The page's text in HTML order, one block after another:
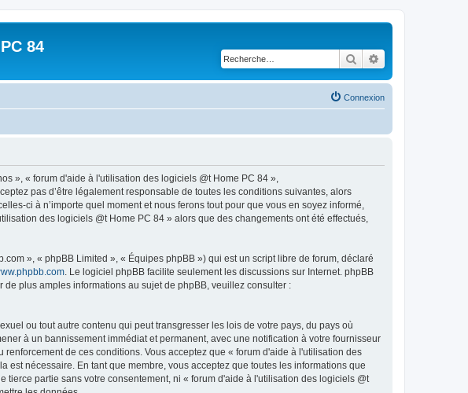
84
Rechercher
Connexion
», « forum d'aide à l'utilisation des logiciels @t Home PC 84 »,
pas d’être légalement responsable de toutes les conditions suivantes, alors
ci à n’importe quel moment et nous ferons tout pour que vous en soyez informé,
des logiciels @t Home PC 84 » alors que des changements ont été effectués,
», « phpBB Limited », « Équipes phpBB ») qui est un script libre de forum, déclaré
. Le logiciel phpBB facilite seulement les discussions sur Internet. phpBB
plus amples informations au sujet de phpBB, veuillez consulter :
ou tout autre contenu qui peut transgresser les lois de votre pays, du pays où
à un bannissement immédiat et permanent, avec une notification à votre fournisseur
de ces conditions. Vous acceptez que « forum d'aide à l'utilisation des
nécessaire. En tant que membre, vous acceptez que toutes les informations que
partie sans votre consentement, ni « forum d'aide à l'utilisation des logiciels @t